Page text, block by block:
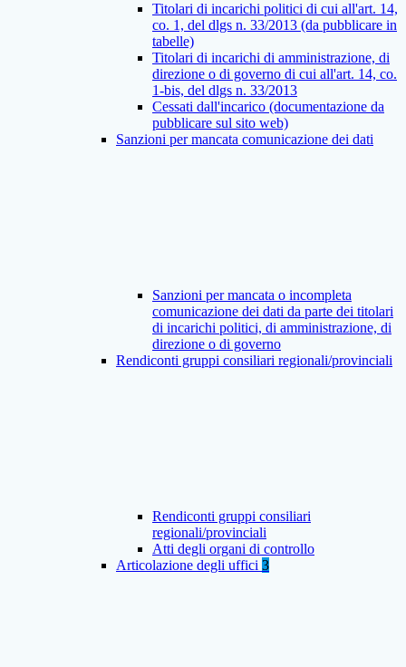
Titolari di incarichi politici di cui all'art. 14,
co. 1, del dlgs n. 33/2013 (da pubblicare in
tabelle)
Titolari di incarichi di amministrazione, di
direzione o di governo di cui all'art. 14, co.
1-bis, del dlgs n. 33/2013
Cessati dall'incarico (documentazione da
pubblicare sul sito web)
Sanzioni per mancata comunicazione dei dati
Sanzioni per mancata o incompleta
comunicazione dei dati da parte dei titolari
di incarichi politici, di amministrazione, di
direzione o di governo
Rendiconti gruppi consiliari regionali/provinciali
Rendiconti gruppi consiliari
regionali/provinciali
Atti degli organi di controllo
Articolazione degli uffici 3